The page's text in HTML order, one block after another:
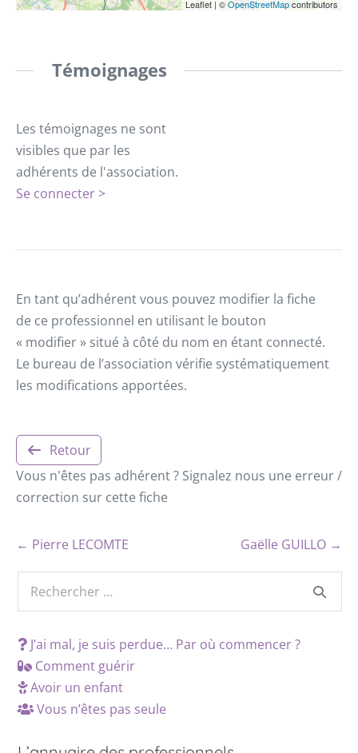
Leaflet | ©OpenStreetMapcontributors
Témoignages
Les témoignages ne sont
visibles que par les
adhérents de l'association.
Se connecter >
En tant qu’adhérent vous pouvez modifier la fiche
de ce professionnel en utilisant le bouton
« modifier » situé à côté du nom en étant connecté.
Le bureau de l’association vérifie systématiquement
les modifications apportées.
Retour
Vous n'êtes pas adhérent ? Signalez nous une erreur /
correction sur cette fiche
← Pierre LECOMTE Gaëlle GUILLO →
J’ai mal, je suis perdue… Par où commencer ?
Comment guérir
Avoir un enfant
Vous n’êtes pas seule